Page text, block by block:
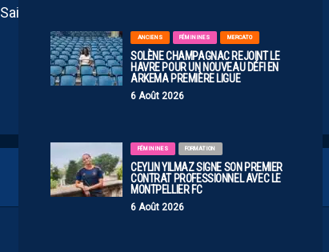
ANCIENS FÉMININES MERCATO
SOLÈNE CHAMPAGNAC REJOINT LE
HAVRE POUR UN NOUVEAU DÉFI EN
ARKEMA PREMIÈRE LIGUE
6 Août 2026
FÉMININES FORMATION
CEYLIN YILMAZ SIGNE SON PREMIER
CONTRAT PROFESSIONNEL AVEC LE
MONTPELLIER FC
6 Août 2026
Ouen !